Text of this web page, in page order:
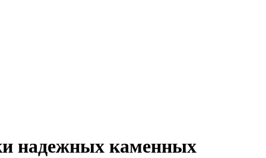
надежных каменных